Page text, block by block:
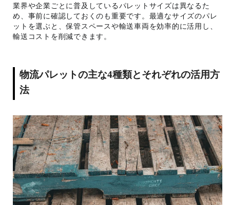
業界や企業ごとに普及しているパレットサイズは異なるた
め、事前に確認しておくのも重要です。最適なサイズのパレ
ットを選ぶと、保管スペースや輸送車両を効率的に活用し、
輸送コストを削減できます。
物流パレットの主な4種類とそれぞれの活用方
法